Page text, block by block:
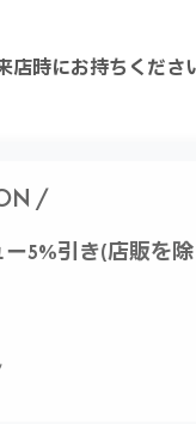
店時にお持ちくださ
/
ー5%引き(店販を